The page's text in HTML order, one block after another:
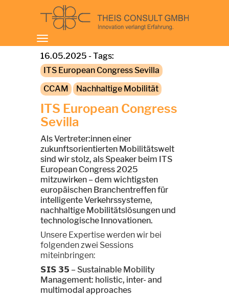
Toggle
navigation
16.05.2025 - Tags:
ITS European Congress Sevilla
CCAM
Nachhaltige Mobilität
ITS European Congress
Sevilla
Als Vertreter:innen einer
zukunftsorientierten Mobilitätswelt
sind wir stolz, als Speaker beim ITS
European Congress 2025
mitzuwirken – dem wichtigsten
europäischen Branchentreffen für
intelligente Verkehrssysteme,
nachhaltige Mobilitätslösungen und
technologische Innovationen.
Unsere Expertise werden wir bei
folgenden zwei Sessions
miteinbringen:
𝗦𝗜𝗦 𝟯𝟱 – Sustainable Mobility
Management: holistic, inter- and
multimodal approaches